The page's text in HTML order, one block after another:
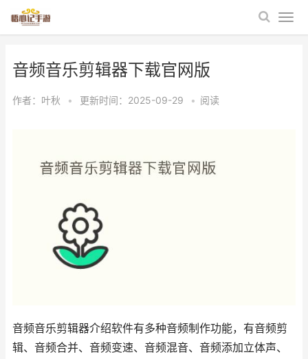
音频音乐剪辑器下载官网版
作者： 叶秋 • 更新时间：2025-09-29 • 阅读
音频音乐剪辑器介绍软件有多种音频制作功能，有音频剪
辑、音频合并、音频变速、音频混音、音频添加立体声、